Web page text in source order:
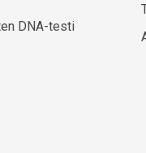
DNA-testi